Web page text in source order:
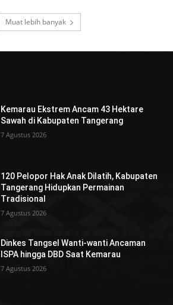
Muat lebih banyak
Kemarau Ekstrem Ancam 43 Hektare
Sawah di Kabupaten Tangerang
7 Agustus 2026
120 Pelopor Hak Anak Dilatih, Kabupaten
Tangerang Hidupkan Permainan
Tradisional
7 Agustus 2026
Dinkes Tangsel Wanti-wanti Ancaman
ISPA hingga DBD Saat Kemarau
7 Agustus 2026